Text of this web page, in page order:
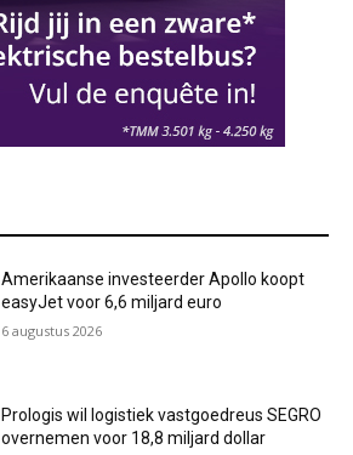
Amerikaanse investeerder Apollo koopt
easyJet voor 6,6 miljard euro
6 augustus 2026
Prologis wil logistiek vastgoedreus SEGRO
overnemen voor 18,8 miljard dollar